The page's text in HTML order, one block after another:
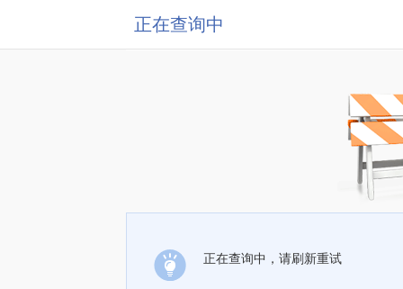
正在查询中
正在查询中，请刷新重试